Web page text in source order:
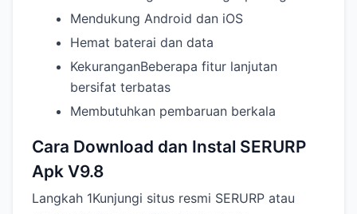
Mendukung Android dan iOS
Hemat baterai dan data
KekuranganBeberapa fitur lanjutan
bersifat terbatas
Membutuhkan pembaruan berkala
Cara Download dan Instal SERURP
Apk V9.8
Langkah 1Kunjungi situs resmi SERURP atau